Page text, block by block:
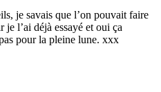
je savais que l’on pouvait faire
je l’ai déjà essayé et oui ça
pour la pleine lune. xxx